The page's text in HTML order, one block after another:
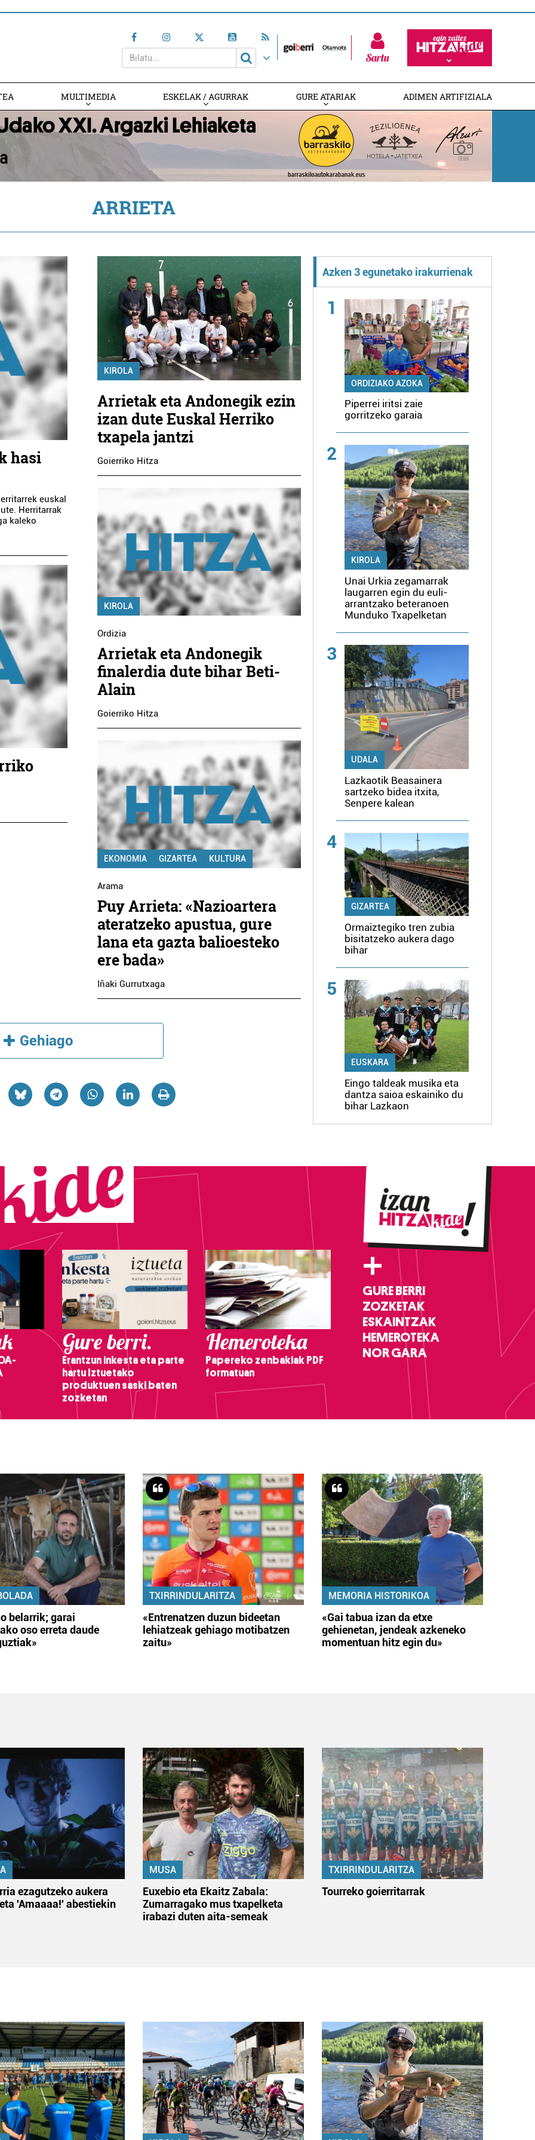
Sartu
MULTIMEDIA ESKELAK / AGURRAK GURE ATARIAK ADIMEN ARTIFIZIALA
ARRIETA
hasi
euskal
Herritarrak
kaleko
KIROLA
Arrietak eta Andonegik ezin
izan dute Euskal Herriko
txapela jantzi
Goierriko Hitza
KIROLA
Ordizia
Arrietak eta Andonegik
finalerdia dute bihar Beti-
Alain
Goierriko Hitza
EKONOMIA GIZARTEA KULTURA
Arama
Puy Arrieta: «Nazioartera
ateratzeko apustua, gure
lana eta gazta balioesteko
ere bada»
Iñaki Gurrutxaga
Gehiago
Azken 3 egunetako irakurrienak
1
ORDIZIAKO AZOKA
Piperrei iritsi zaie
gorritzeko garaia
2
KIROLA
Unai Urkia zegamarrak
laugarren egin du euli-
arrantzako beteranoen
Munduko Txapelketan
3
UDALA
Lazkaotik Beasainera
sartzeko bidea itxita,
Senpere kalean
4
GIZARTEA
Ormaiztegiko tren zubia
bisitatzeko aukera dago
bihar
5
EUSKARA
Eingo taldeak musika eta
dantza saioa eskainiko du
bihar Lazkaon
Gure berri.
Erantzun inkesta eta parte
hartu Iztuetako
produktuen saski baten
zozketan
Hemeroteka
Papereko zenbakiak PDF
formatuan
+
GURE BERRI
ZOZKETAK
ESKAINTZAK
HEMEROTEKA
NOR GARA
belarrik; garai
oso erreta daude
TXIRRINDULARITZA
«Entrenatzen duzun bideetan
lehiatzeak gehiago motibatzen
zaitu»
MEMORIA HISTORIKOA
«Gai tabua izan da etxe
gehienetan, jendeak azkeneko
momentuan hitz egin du»
ezagutzeko aukera
'Amaaaa!' abestiekin
MUSA
Euxebio eta Ekaitz Zabala:
Zumarragako mus txapelketa
irabazi duten aita-semeak
TXIRRINDULARITZA
Tourreko goierritarrak